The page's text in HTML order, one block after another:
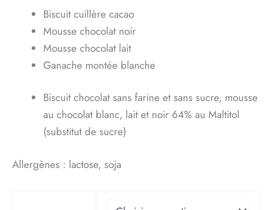
prix :
4.10€
40.00€
Biscuit cuillère cacao
Mousse chocolat noir
Mousse chocolat lait
Ganache montée blanche
Biscuit chocolat sans farine et sans sucre, mousse
au chocolat blanc, lait et noir 64% au Maltitol
(substitut de sucre)
Allergènes : lactose, soja